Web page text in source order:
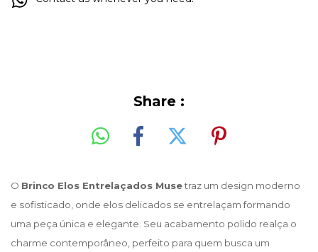
Share :
O Brinco Elos Entrelaçados Muse traz um design moderno
e sofisticado, onde elos delicados se entrelaçam formando
uma peça única e elegante. Seu acabamento polido realça o
charme contemporâneo, perfeito para quem busca um